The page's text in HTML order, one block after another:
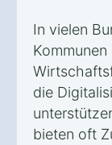
In vielen
die
bieten oft